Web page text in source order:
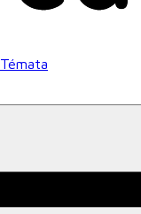
Témata